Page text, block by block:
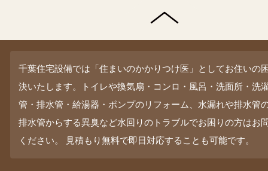
千葉住宅設備では「住まいのかかりつけ医」としてお住いの
決いたします。トイレや換気扇・コンロ・風呂・洗面所・洗
管・排水管・給湯器・ポンプのリフォーム、水漏れや排水管
排水管からする異臭など水回りのトラブルでお困りの方はお
ください。 見積もり無料で即日対応することも可能です。